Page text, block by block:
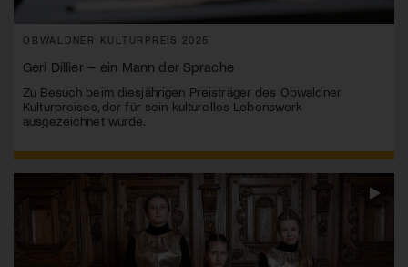
OBWALDNER KULTURPREIS 2025
Geri Dillier – ein Mann der Sprache
Zu Besuch beim diesjährigen Preisträger des Obwaldner
Kulturpreises, der für sein kulturelles Lebenswerk
ausgezeichnet wurde.